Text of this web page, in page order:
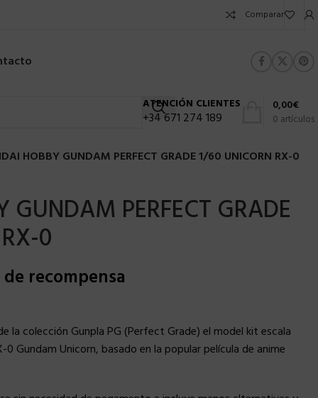
Comparar
ATENCIÓN CLIENTES
+34 671 274 189 0 artículos
0,00€
HOBBY GUNDAM PERFECT GRADE 1/60 UNICORN RX-0
PERFECT GRADE
0
recompensa
la colección Gunpla PG (Perfect Grade) el model kit escala
Gundam Unicorn, basado en la popular película de anime